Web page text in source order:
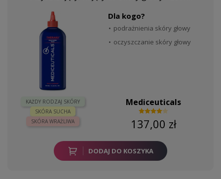
KAŻDY RODZAJ SKÓRY
SKÓRA SUCHA
SKÓRA WRAŻLIWA
Dla kogo?
podrażnienia skóry głowy
oczyszczanie skóry głowy
Mediceuticals
137,00 zł
DODAJ DO KOSZYKA